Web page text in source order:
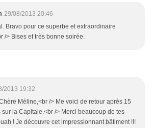
29/08/2013 20:46
Bravo pour ce superbe et extraordinaire
/> Bises et très bonne soirée.
2013 19:32
Méline,<br /> Me voici de retour après 15
sur la Capitale.<br /> Merci beaucoup de tes
! Je découvre cet impressionnant bâtiment !!!